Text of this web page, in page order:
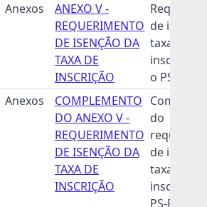
Anexos
ANEXO V -
REQUERIMENTO
DE ISENÇÃO DA
TAXA DE
INSCRIÇÃO
de
taxa de
inscrição
o PS-PVO
Anexos
COMPLEMENTO
DO ANEXO V -
REQUERIMENTO
DE ISENÇÃO DA
TAXA DE
INSCRIÇÃO
do
de
taxa de
inscrição
PS-PVO